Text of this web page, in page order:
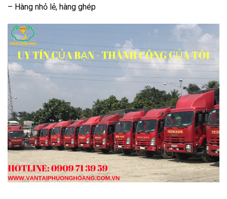
– Hàng nhỏ lẻ, hàng ghép